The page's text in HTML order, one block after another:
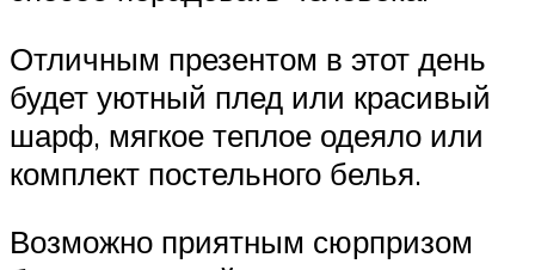
Отличным презентом в этот день
будет уютный плед или красивый
шарф, мягкое теплое одеяло или
комплект постельного белья.
Возможно приятным сюрпризом